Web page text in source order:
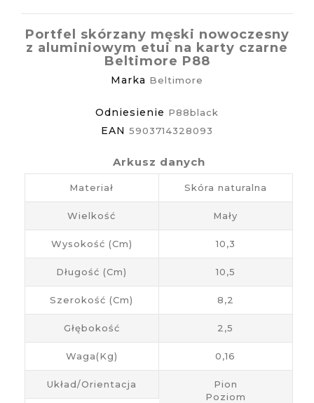
Portfel skórzany męski nowoczesny
z aluminiowym etui na karty czarne
Beltimore P88
Marka Beltimore
Odniesienie P88black
EAN 5903714328093
Arkusz danych
Materiał Skóra naturalna
Wielkość Mały
Wysokość (cm) 10,3
Długość (cm) 10,5
Szerokość (cm) 8,2
Głębokość 2,5
Waga(kg) 0,16
Układ/Orientacja
Pion
Poziom